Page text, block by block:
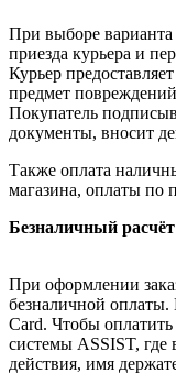
При выборе
приезда курьера и
Курьер
предмет
Покупатель
документы, вносит
Также оплата
магазина, оплаты по
Безналичный расчёт
При оформлении
безналичной
Card. Чтобы оплатить
системы ASSIST,
действия, имя